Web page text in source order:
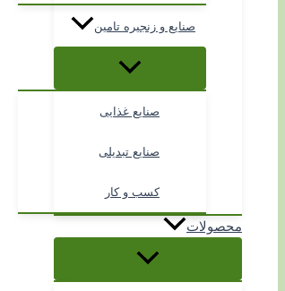
صنایع و زنجیره تامین
صنایع غذایی
صنایع تبدیلی
کسب و کار
محصولات